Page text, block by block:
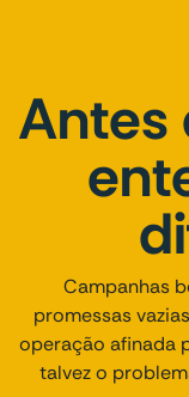
Antes
Campanhas
promessas
operação afinada
talvez o